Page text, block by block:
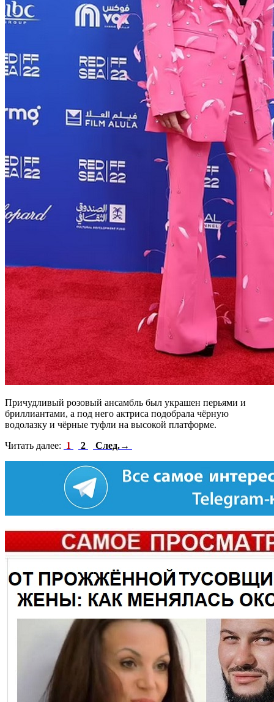
Причудливый розовый ансамбль был украшен перьями и
бриллиантами, а под него актриса подобрала чёрную
водолазку и чёрные туфли на высокой платформе.
Читать далее: 1 2 След.→